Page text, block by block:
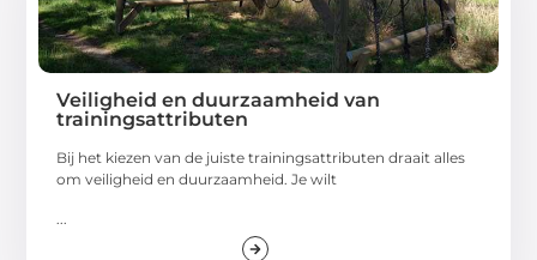
Veiligheid en duurzaamheid van
trainingsattributen
Bij het kiezen van de juiste trainingsattributen draait alles
om veiligheid en duurzaamheid. Je wilt